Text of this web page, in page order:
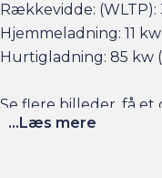
Rækkevidde: (WLTP):
Hjemmeladning: 11
Hurtigladning: 85 kw
Se flere billeder, få
...Læs mere